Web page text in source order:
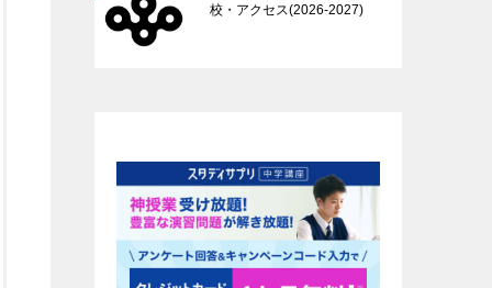
校・アクセス(2026-2027)